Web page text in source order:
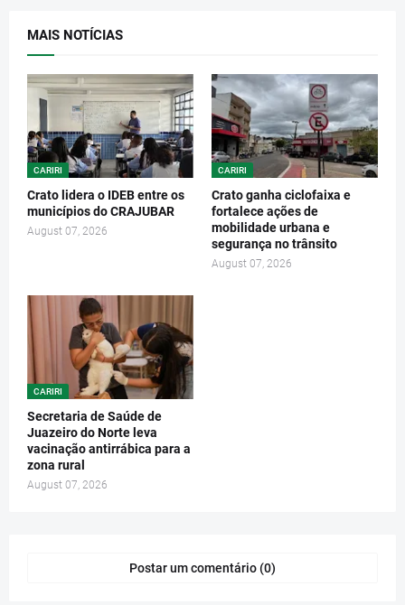
MAIS NOTÍCIAS
CARIRI
Crato lidera o IDEB entre os
municípios do CRAJUBAR
August 07, 2026
CARIRI
Crato ganha ciclofaixa e
fortalece ações de
mobilidade urbana e
segurança no trânsito
August 07, 2026
CARIRI
Secretaria de Saúde de
Juazeiro do Norte leva
vacinação antirrábica para a
zona rural
August 07, 2026
Postar um comentário (0)